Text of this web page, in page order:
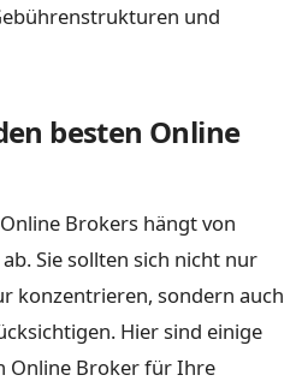
und
besten Online
Brokers hängt von
Sie sollten sich nicht nur
konzentrieren, sondern auch
Hier sind einige
Online Broker für Ihre